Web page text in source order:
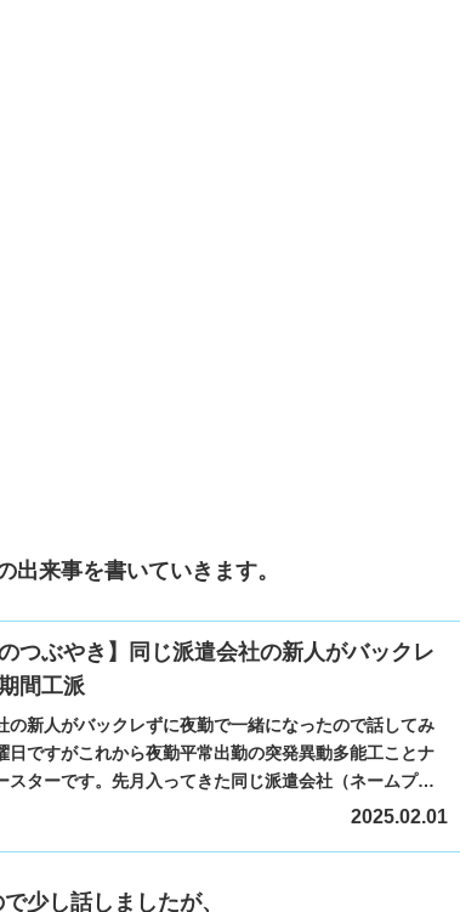
来事を書いていきます。
つぶやき】同じ派遣会社の新人がバックレ
間工派
の新人がバックレずに夜勤で一緒になったので話してみ
ですがこれから夜勤平常出勤の突発異動多能工ことナ
スターです。先月入ってきた同じ派遣会社（ネームプレ
2025.02.01
少し話しましたが、